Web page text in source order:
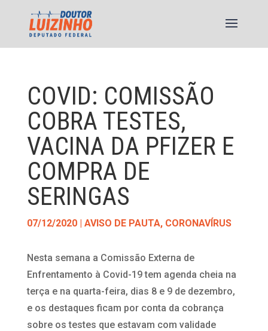
COVID: COMISSÃO
COBRA TESTES,
VACINA DA PFIZER E
COMPRA DE
SERINGAS
07/12/2020| AVISO DE PAUTA, CORONAVÍRUS
Nesta semana a Comissão Externa de
Enfrentamento à Covid-19 tem agenda cheia na
terça e na quarta-feira, dias 8 e 9 de dezembro,
e os destaques ficam por conta da cobrança
sobre os testes que estavam com validade